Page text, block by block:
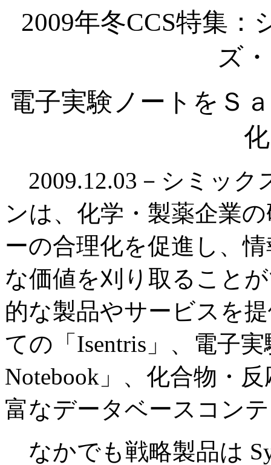
2009年冬CCS特集
ズ
電子実験ノートをＳ
2009.12.03－シミック
ンは、化学・製薬企業
ーの合理化を促進し、
な価値を刈り取ること
的な製品やサービスを
ての「Isentris」、電子
Notebook」、化合物・
富なデータベースコン
なかでも戦略製品は